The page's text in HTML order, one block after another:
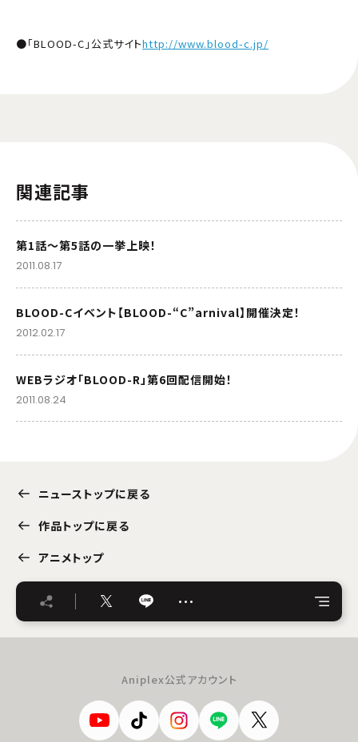
●「BLOOD-C」公式サイトhttp://www.blood-c.jp/
関連記事
第1話〜第5話の一挙上映！
2011.08.17
BLOOD-Cイベント【BLOOD-“C”arnival】開催決定！
2012.02.17
WEBラジオ「BLOOD-R」第6回配信開始！
2011.08.24
ニューストップに戻る
作品トップに戻る
アニメトップ
…
Aniplex公式アカウント